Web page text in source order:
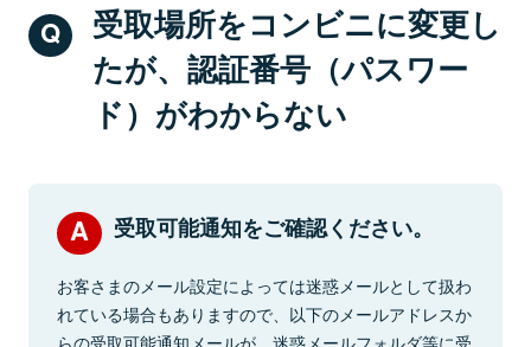
受取場所をコンビニに変更し
たが、認証番号（パスワー
ド）がわからない
受取可能通知をご確認ください。
お客さまのメール設定によっては迷惑メールとして扱わ
れている場合もありますので、以下のメールアドレスか
らの受取可能通知メールが、迷惑メールフォルダ等に受